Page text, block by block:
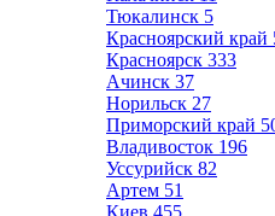
Тюкалинск 5
Красноярский край
Красноярск 333
Ачинск 37
Норильск 27
Приморский край
Владивосток 196
Уссурийск 82
Артем 51
Киев 455